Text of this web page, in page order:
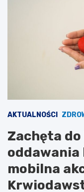
AKTUALNOŚCI
Zachęta
oddawania
mobilna